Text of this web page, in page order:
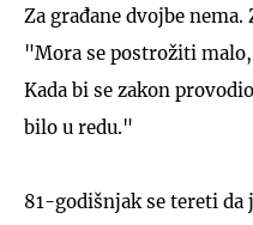
Za građane dvojbe
"Mora se postrožiti
Kada bi se zakon
bilo u redu."
81-godišnjak se tereti da